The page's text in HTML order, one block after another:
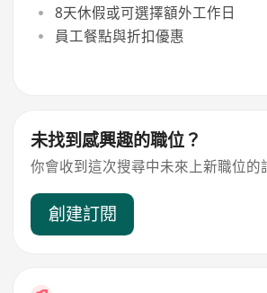
8天休假或可選擇額外工作日
員工餐點與折扣優惠
未找到感興趣的職位？
你會收到這次搜尋中未來上新職位的
創建訂閱